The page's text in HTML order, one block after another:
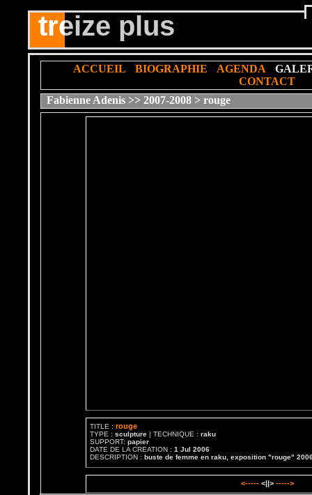
treize plus
tre
ACCUEIL BIOGRAPHIE AGENDA
CONTACT
Fabienne Adenis >> 2007-2008 > rouge
TITLE : rouge
TYPE : sculpture | TECHNIQUE : raku
SUPPORT: papier
DATE DE LA CREATION : 1 Jul 2006
DESCRIPTION : buste de femme en raku, exposition "rouge"
<----- <||> ----->